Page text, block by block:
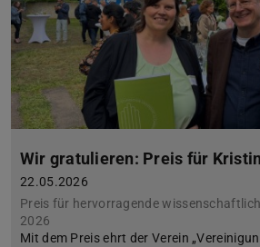
Wir gratulieren: Preis für
22.05.2026
Preis für hervorragende
2026
Mit dem Preis ehrt der Verein